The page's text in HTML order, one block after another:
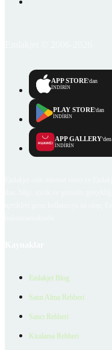
APP STORE'dan
İNDİRİN
PLAY STORE'dan
İNDİRİN
APP GALLERY'den
İNDİRİN
Emlakjet Blog
Satın Alma Rehberi
Satıcı Rehberi
Kiralama Rehberi